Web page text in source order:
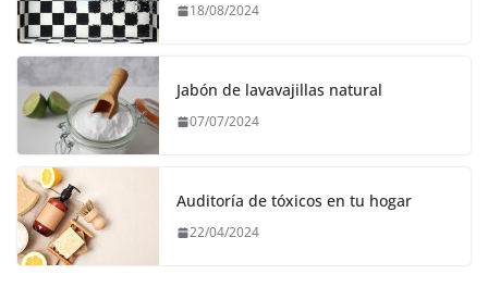
18/08/2024
Jabón de lavavajillas natural
07/07/2024
Auditoría de tóxicos en tu hogar
22/04/2024